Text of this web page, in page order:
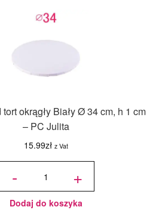
tort okrągły Biały Ø 34 cm, h 1 cm
– PC Julita
15.99zł z Vat
-
ilość
okrągły
Biały Ø
1 cm -
PC
+
Dodaj do koszyka